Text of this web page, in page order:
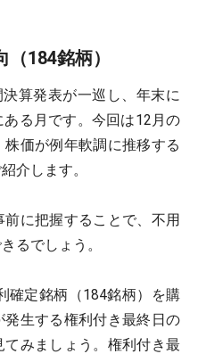
184銘柄）
算発表が一巡し、年末に
る月です。今回は12月の
価が例年軟調に推移する
介します。
に把握することで、不用
るでしょう。
確定銘柄（184銘柄）を購
生する権利付き最終日の
みましょう。権利付き最